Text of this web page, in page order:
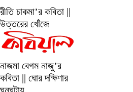
রীতি চাকমা’র কবিতা ||
উত্তরের খোঁজে
নাজমা বেগম নাজু’র
কবিতা || ঘোর দক্ষিণার